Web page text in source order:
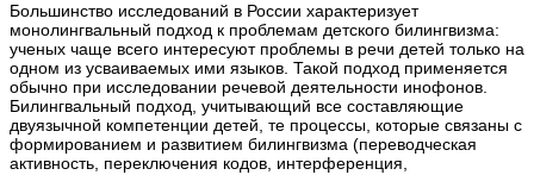
Большинство исследований в России характеризует
монолингвальный подход к проблемам детского билингвизма:
ученых чаще всего интересуют проблемы в речи детей только на
одном из усваиваемых ими языков. Такой подход применяется
обычно при исследовании речевой деятельности инофонов.
Билингвальный подход, учитывающий все составляющие
двуязычной компетенции детей, те процессы, которые связаны с
формированием и развитием билингвизма (переводческая
активность, переключения кодов, интерференция,